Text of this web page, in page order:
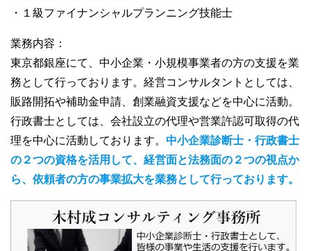
・１級ファイナンシャルプランニング技能士
業務内容：
東京都銀座にて、中小企業・小規模事業者の方の支援を業
務として行っております。経営コンサルタントとしては、
販路開拓や補助金申請、創業融資支援などを中心に活動。
行政書士としては、会社設立の代理や営業許認可取得の代
理を中心に活動しております。 中小企業診断士・行政書士
の２つの資格を活用して、経営面と法務面の２つの視点か
ら、依頼者の方の事業拡大を業務として行っております。